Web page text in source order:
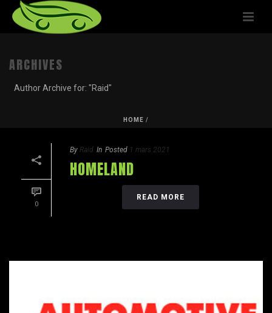
ARCHIVES
Author Archive for: "Raid"
HOME /
0
By Raid In Posted 1 mars 2021
HOMELAND
READ MORE